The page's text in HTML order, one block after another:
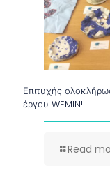
Επιτυχής
έργου WEMIN!
Read